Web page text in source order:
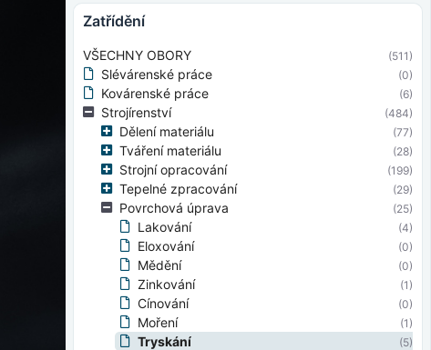
zatřídění
VŠECHNY OBORY (511)
Slévárenské práce (0)
Kovárenské práce (6)
Strojírenství (484)
Dělení materiálu (77)
Tváření materiálu (28)
Strojní opracování (199)
Tepelné zpracování (29)
Povrchová úprava (25)
Lakování (4)
Eloxování (0)
Mědění (0)
Zinkování (1)
Cínování (0)
Moření (1)
Tryskání (5)